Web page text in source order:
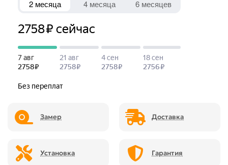
Замер Доставка
Установка Гарантия